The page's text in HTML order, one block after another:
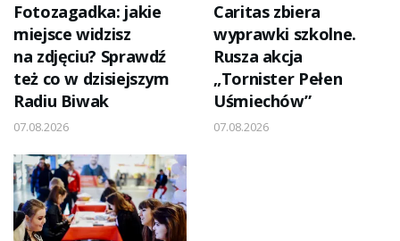
Fotozagadka: jakie
miejsce widzisz
na zdjęciu? Sprawdź
też co w dzisiejszym
Radiu Biwak
07.08.2026
Caritas zbiera
wyprawki szkolne.
Rusza akcja
„Tornister Pełen
Uśmiechów”
07.08.2026